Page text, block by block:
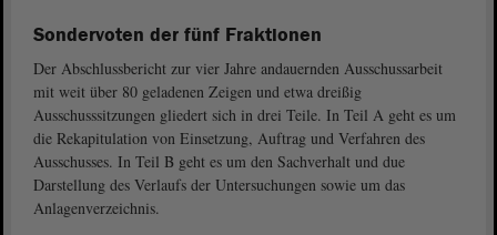
Sondervoten der fünf Fraktionen
Der Abschlussbericht zur vier Jahre andauernden Ausschussarbeit
mit weit über 80 geladenen Zeigen und etwa dreißig
Ausschusssitzungen gliedert sich in drei Teile. In Teil A geht es um
die Rekapitulation von Einsetzung, Auftrag und Verfahren des
Ausschusses. In Teil B geht es um den Sachverhalt und due
Darstellung des Verlaufs der Untersuchungen sowie um das
Anlagenverzeichnis.